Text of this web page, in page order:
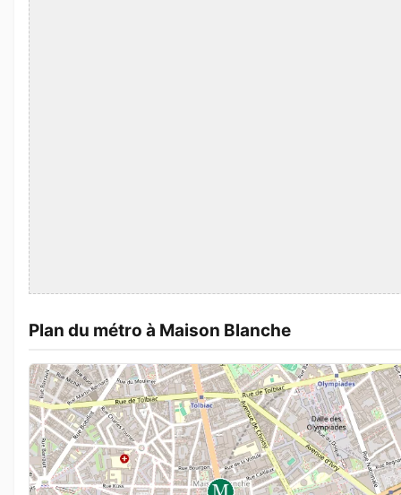
Plan du métro à Maison Blanche